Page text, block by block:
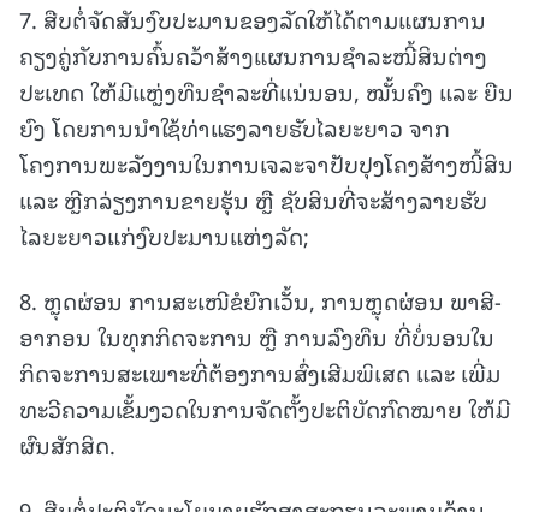
7. ສືບຕໍ່ຈັດສັນງົບປະມານຂອງລັດໃຫ້ໄດ້ຕາມແຜນການ
ຄຽງຄູ່ກັບການຄົ້ນຄວ້າສ້າງແຜນການຊຳລະໜີ້ສິນຕ່າງ
ປະເທດ ໃຫ້ມີແຫຼ່ງທຶນຊໍາລະທີ່ແນ່ນອນ, ໝັ້ນຄົງ ແລະ ຍືນ
ຍົງ ໂດຍການນໍາໃຊ້ທ່າແຮງລາຍຮັບໄລຍະຍາວ ຈາກ
ໂຄງການພະລັງງານໃນການເຈລະຈາປັບປຸງໂຄງສ້າງໜີ້ສິນ
ແລະ ຫຼີກລ່ຽງການຂາຍຮຸ້ນ ຫຼື ຊັບສິນທີ່ຈະສ້າງລາຍຮັບ
ໄລຍະຍາວແກ່ງົບປະມານແຫ່ງລັດ;
8. ຫຼຸດຜ່ອນ ການສະເໜີຂໍຍົກເວັ້ນ, ການຫຼຸດຜ່ອນ ພາສີ-
ອາກອນ ໃນທຸກກິດຈະການ ຫຼື ການລົງທຶນ ທີ່ບໍ່ນອນໃນ
ກິດຈະການສະເພາະທີ່ຕ້ອງການສົ່ງເສີມພິເສດ ແລະ ເພີ່ມ
ທະວີຄວາມເຂັ້ມງວດໃນການຈັດຕັ້ງປະຕິບັດກົດໝາຍ ໃຫ້ມີ
ຜົນສັກສິດ.